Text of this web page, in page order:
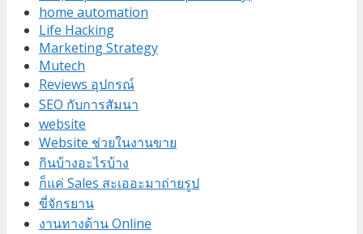
home automation
Life Hacking
Marketing Strategy
Mutech
Reviews อุปกรณ์
SEO กับการสัมนา
website
Website ช่วยในงานขาย
กินบ้างอะไรบ้าง
ก็แค่ Sales สะเออะมาถ่ายรูป
ขี่จักรยาน
งานทางด้าน Online